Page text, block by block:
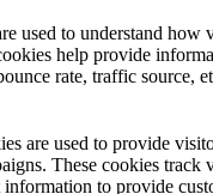
used to understand how
help provide
rate, traffic source,
are used to provide
These cookies track
to provide